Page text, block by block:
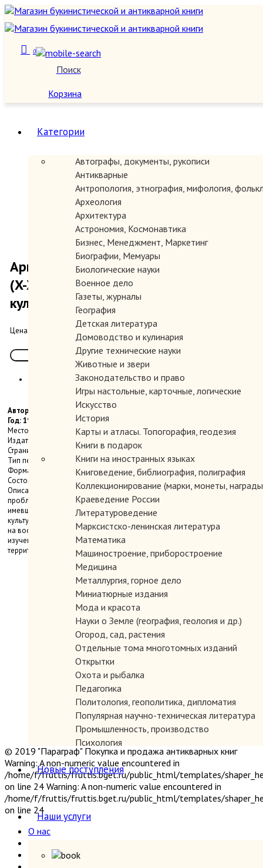
Поиск
0
Корзина
Категории
Автографы, документы, рукописи
Антикварные
Антропология, этнография, мифология,
Археология
Архитектура
Астрономия, Космонавтика
Бизнес, Менеджмент, Маркетинг
Биографии, Мемуары
Биологические науки
Военное дело
Газеты, журналы
География
Детская литература
Домоводство и кулинария
Другие технические науки
Животные и звери
Законодательство и право
Игры настольные, карточные, логические
Искусство
История
Карты и атласы. Топогорафия, геодезия
Книги в подарок
Книги на иностранных языках
Книговедение, библиография, полиграфия
Коллекционирование (марки, монеты,
Краеведение России
Литературоведение
Марксистско-ленинская литература
Математика
Машиностроение, приборостроение
Медицина
Металлургия, горное дело
Миниатюрные издания
Мода и красота
Науки о Земле (география, геология и др.)
Огород, сад, растения
Отдельные тома многотомных изданий
Открытки
Охота и рыбалка
Педагогика
Политология, геополитика, дипломатия
Популярная научно-техническая литература
Промышленность, производство
Психология
Путешествия. Географические открытия
Религия
Сатира и юмор
Секс и эротика
Словари
Социология
Новые поступления
Наши услуги
Армяно-византийская контактная зона
(X-XI вв.). Результаты взаимодействия
культур.
Цена: 400.00 руб.
Автор: Арутюнова-Фиданян В.А.
Год: 1994
Место издания: М.
Издательство: Наука, Восточная литература.
Страниц: 236 с.
Тип переплета: Твердый
Формат книги: Стандартный
Состояние: Очень хорошее.
Описание: В монографии впервые поставлена и решена комплексная
проблема восточной лимитрофной зоны Византии как единой культуры,
имевшей собственные закономерности развития и своебразный
культурный облик. Типологическое выделение особой контактной зоны
на восточной границе Византийской империи и разрботка методики ее
изучения полезны для исследования процессов в пограничных
территориях стран Востока и Запада в средние века.
© 2019 "Параграф" Покупка и продажа антикварных книг
Warning: A non-numeric value encountered in
/home/f/fruttis/fruttis.bget.ru/public_html/templates/
on line 24 Warning: A non-numeric value encountered in
/home/f/fruttis/fruttis.bget.ru/public_html/templates/
on line 24
О нас
Новые поступления